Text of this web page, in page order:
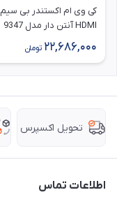
کی وی ام اکستندر بی سیم
HDMI آنتن دار مدل 9347
22,686,000 تومان
تحویل اکسپرس
اطلاعات تماس